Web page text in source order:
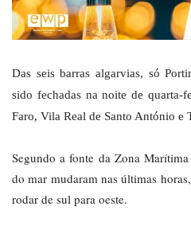
Das seis barras algarvias, só
sido fechadas na noite de quarta-
Faro, Vila Real de Santo António e
Segundo a fonte da Zona
do mar mudaram nas últimas
rodar de sul para oeste.